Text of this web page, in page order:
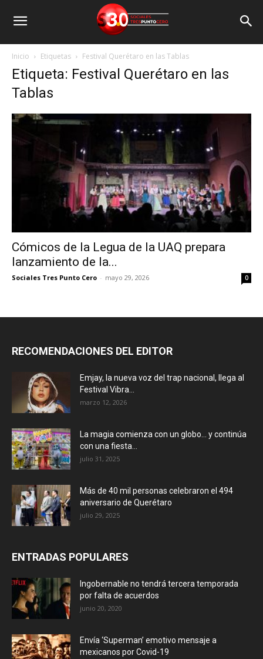
Inicio Etiquetas Festival Querétaro en las Tablas
Etiqueta: Festival Querétaro en las
Tablas
Cómicos de la Legua de la UAQ prepara
lanzamiento de la...
Sociales Tres Punto Cero - mayo 29, 2026 0
RECOMENDACIONES DEL EDITOR
Emjay, la nueva voz del trap nacional, llega al
Festival Vibra...
marzo 12, 2026
La magia comienza con un globo… y continúa
con una fiesta...
julio 31, 2025
Más de 40 mil personas celebraron el 494
aniversario de Querétaro
julio 29, 2025
ENTRADAS POPULARES
Ingobernable no tendrá tercera temporada
por falta de acuerdos
junio 20, 2020
Envía ‘Superman’ emotivo mensaje a
mexicanos por Covid-19